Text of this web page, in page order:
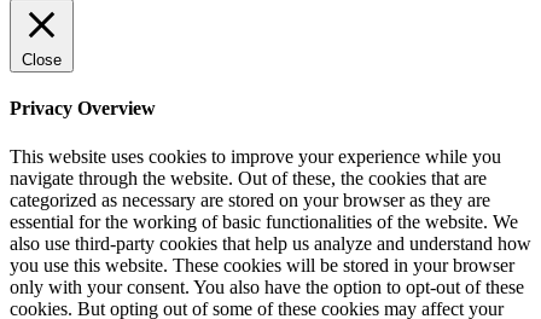
Close
Privacy Overview
This website uses cookies to improve your experience while you
navigate through the website. Out of these, the cookies that are
categorized as necessary are stored on your browser as they are
essential for the working of basic functionalities of the website. We
also use third-party cookies that help us analyze and understand how
you use this website. These cookies will be stored in your browser
only with your consent. You also have the option to opt-out of these
cookies. But opting out of some of these cookies may affect your